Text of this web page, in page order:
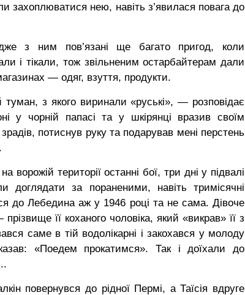
захоплюватися нею, навіть з’явилася повага до
з ним пов’язані ще багато пригод, коли
і тікали, тож звільненим остарбайтерам дали
— одяг, взуття, продукти.
з якого виринали «руські», — розповідає
у чорній папасі та у шкірянці вразив своїм
потиснув руку та подарував мені перстень
території останні бої, три дні у підвалі
за пораненими, навіть тримісячні
до Лебедина аж у 1946 році та не сама. Дівоче
її коханого чоловіка, який «викрав» її з
саме в тій водолікарні і закохався у молоду
«Поедем прокатимся». Так і доїхали до
повернувся до рідної Пермі, а Таїсія вдруге